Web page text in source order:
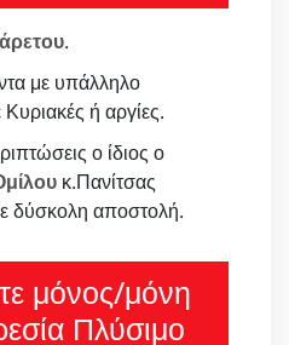
.
με υπάλληλο
ή αργίες.
ο ίδιος ο
κ.Πανίτσας
δύσκολη αποστολή.
μόνος/μόνη
Πλύσιμο